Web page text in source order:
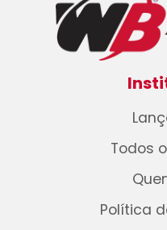
Todos
Política